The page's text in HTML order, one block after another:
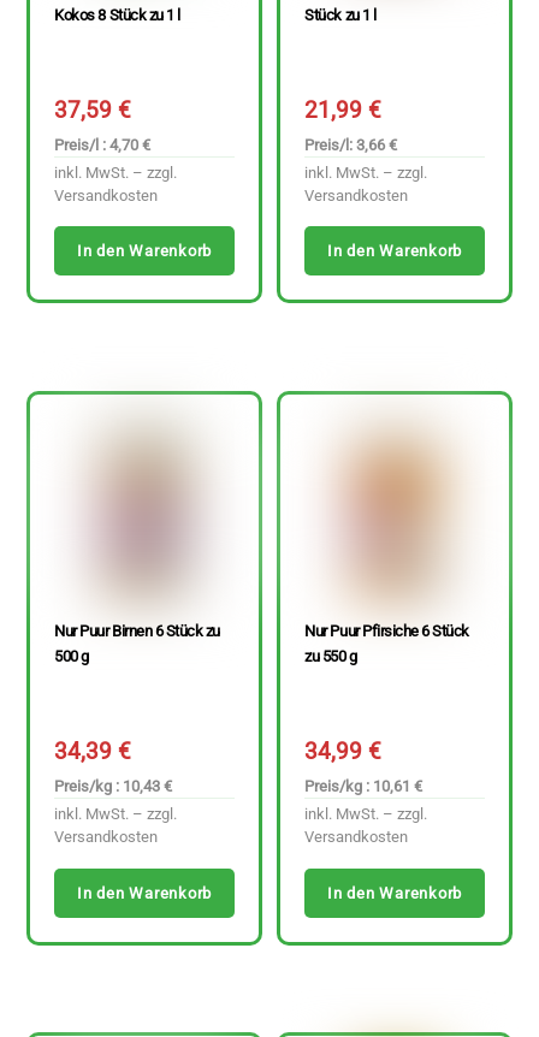
Kokos 8 Stück zu 1 l
37,59€
Preis/l : 4,70 €
inkl. MwSt. – zzgl.
Versandkosten
In den Warenkorb
Stück zu 1 l
21,99€
Preis/l: 3,66 €
inkl. MwSt. – zzgl.
Versandkosten
In den Warenkorb
Nur Puur Birnen 6 Stück zu
500 g
34,39€
Preis/kg : 10,43 €
inkl. MwSt. – zzgl.
Versandkosten
In den Warenkorb
Nur Puur Pfirsiche 6 Stück
zu 550 g
34,99€
Preis/kg : 10,61 €
inkl. MwSt. – zzgl.
Versandkosten
In den Warenkorb